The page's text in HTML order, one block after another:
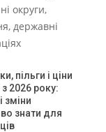
округи,
державні
пільги і ціни
з 2026 року:
зміни
знати для